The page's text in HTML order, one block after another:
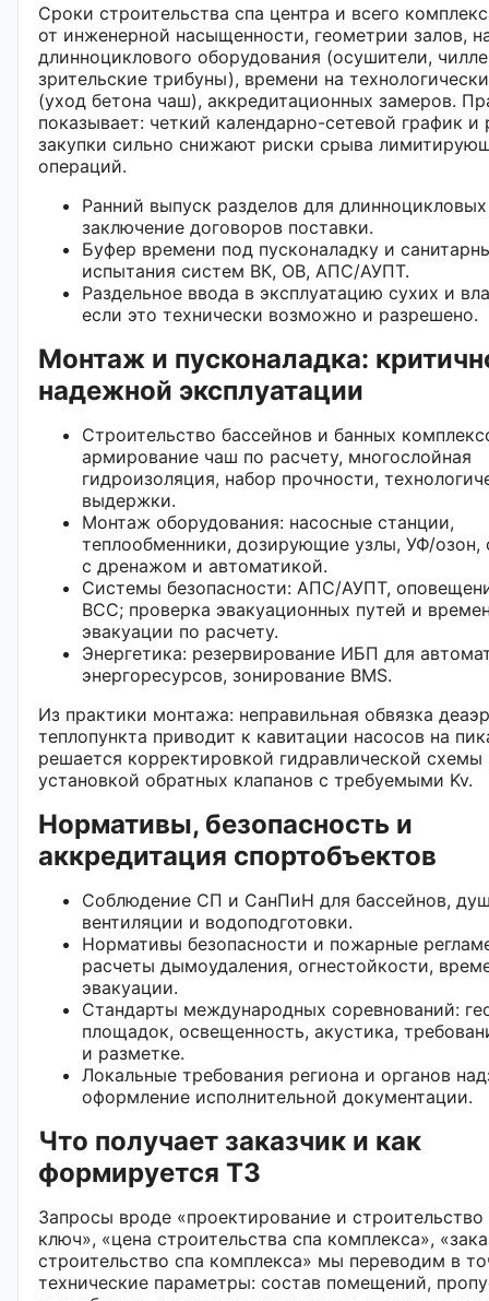
Сроки строительства спа центра и всего
от инженерной насыщенности, геометрии залов,
длинноциклового оборудования (осушители,
зрительские трибуны), времени на
(уход бетона чаш), аккредитационных замеров.
показывает: четкий календарно-сетевой график и
закупки сильно снижают риски срыва
операций.
Ранний выпуск разделов для
заключение договоров поставки.
Буфер времени под пусконаладку и
испытания систем ВК, ОВ, АПС/АУПТ.
Раздельное ввода в эксплуатацию сухих и
если это технически возможно и разрешено.
Монтаж и пусконаладка:
надежной эксплуатации
Строительство бассейнов и банных
армирование чаш по расчету, многослойная
гидроизоляция, набор прочности,
выдержки.
Монтаж оборудования: насосные станции,
теплообменники, дозирующие узлы, УФ/озон,
с дренажом и автоматикой.
Системы безопасности: АПС/АУПТ,
ВСС; проверка эвакуационных путей и
эвакуации по расчету.
Энергетика: резервирование ИБП для
энергоресурсов, зонирование BMS.
Из практики монтажа: неправильная обвязка
теплопункта приводит к кавитации насосов на
решается корректировкой гидравлической схемы
установкой обратных клапанов с требуемыми Kv.
Нормативы, безопасность и
аккредитация спортобъектов
Соблюдение СП и СанПиН для бассейнов,
вентиляции и водоподготовки.
Нормативы безопасности и пожарные
расчеты дымоудаления, огнестойкости,
эвакуации.
Стандарты международных соревнований:
площадок, освещенность, акустика,
и разметке.
Локальные требования региона и органов
оформление исполнительной документации.
Что получает заказчик и как
формируется ТЗ
Запросы вроде «проектирование и строительство
ключ», «цена строительства спа комплекса»,
строительство спа комплекса» мы переводим в
технические параметры: состав помещений,